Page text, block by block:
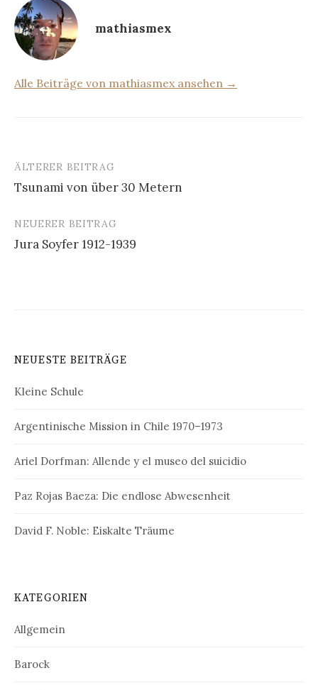
mathiasmex
Alle Beiträge von mathiasmex ansehen →
Beitrags-
Navigation
ÄLTERER BEITRAG
Tsunami von über 30 Metern
NEUERER BEITRAG
Jura Soyfer 1912-1939
NEUESTE BEITRÄGE
Kleine Schule
Argentinische Mission in Chile 1970–1973
Ariel Dorfman: Allende y el museo del suicidio
Paz Rojas Baeza: Die endlose Abwesenheit
David F. Noble: Eiskalte Träume
KATEGORIEN
Allgemein
Barock